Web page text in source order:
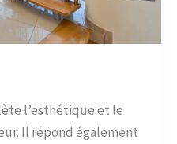
l’esthétique et le
Il répond également